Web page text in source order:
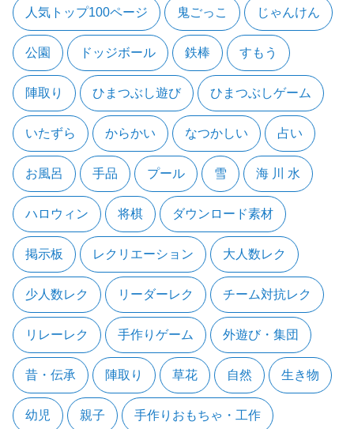
人気トップ100ページ 鬼ごっこ じゃんけん
公園 ドッジボール 鉄棒 すもう
陣取り ひまつぶし遊び ひまつぶしゲーム
いたずら からかい なつかしい 占い
お風呂 手品 プール 雪 海 川 水
ハロウィン 将棋 ダウンロード素材
掲示板 レクリエーション 大人数レク
少人数レク リーダーレク チーム対抗レク
リレーレク 手作りゲーム 外遊び・集団
昔・伝承 陣取り 草花 自然 生き物
幼児 親子 手作りおもちゃ・工作